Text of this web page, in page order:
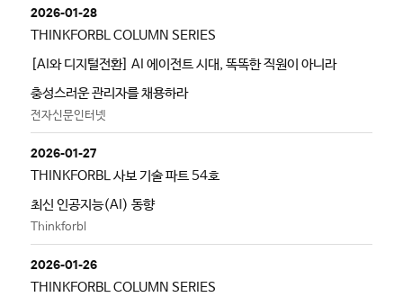
2026-01-28
THINKFORBL COLUMN SERIES
[AI와 디지털전환] AI 에이전트 시대, 똑똑한 직원이 아니라
충성스러운 관리자를 채용하라
전자신문인터넷
2026-01-27
THINKFORBL 사보 기술 파트 54호
최신 인공지능(AI) 동향
Thinkforbl
2026-01-26
THINKFORBL COLUMN SERIES